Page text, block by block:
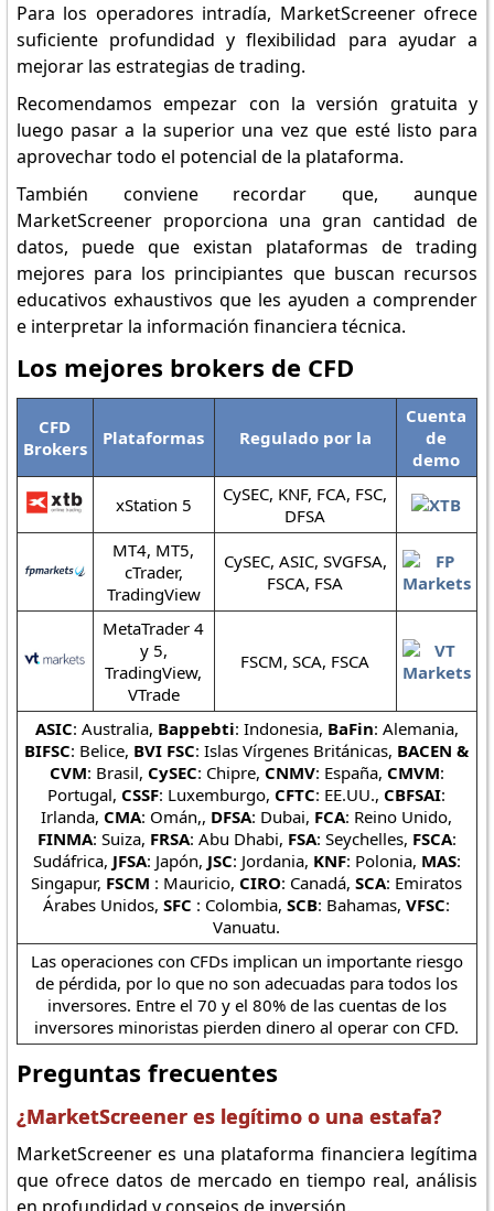
Para los operadores intradía, MarketScreener ofrece
suficiente profundidad y flexibilidad para ayudar a
mejorar las estrategias de trading.
Recomendamos empezar con la versión gratuita y
luego pasar a la superior una vez que esté listo para
aprovechar todo el potencial de la plataforma.
También conviene recordar que, aunque
MarketScreener proporciona una gran cantidad de
datos, puede que existan plataformas de trading
mejores para los principiantes que buscan recursos
educativos exhaustivos que les ayuden a comprender
e interpretar la información financiera técnica.
Los mejores brokers de CFD
CFD
Brokers
Plataformas Regulado por la
Cuenta
de
demo
xStation 5
CySEC, KNF, FCA, FSC,
DFSA
MT4, MT5,
cTrader,
TradingView
CySEC, ASIC, SVGFSA,
FSCA, FSA
MetaTrader 4
y 5,
TradingView,
VTrade
FSCM, SCA, FSCA
ASIC: Australia, Bappebti: Indonesia, BaFin: Alemania,
BIFSC: Belice, BVI FSC: Islas Vírgenes Británicas, BACEN &
CVM: Brasil, CySEC: Chipre, CNMV: España, CMVM:
Portugal, CSSF: Luxemburgo, CFTC: EE.UU., CBFSAI:
Irlanda, CMA: Omán,, DFSA: Dubai, FCA: Reino Unido,
FINMA: Suiza, FRSA: Abu Dhabi, FSA: Seychelles, FSCA:
Sudáfrica, JFSA: Japón, JSC: Jordania, KNF: Polonia, MAS:
Singapur, FSCM : Mauricio, CIRO: Canadá,SCA: Emiratos
Árabes Unidos, SFC : Colombia,SCB: Bahamas,VFSC:
Vanuatu.
Las operaciones con CFDs implican un importante riesgo
de pérdida, por lo que no son adecuadas para todos los
inversores. Entre el 70 y el 80% de las cuentas de los
inversores minoristas pierden dinero al operar con CFD.
Preguntas frecuentes
¿MarketScreener es legítimo o una estafa?
MarketScreener es una plataforma financiera legítima
que ofrece datos de mercado en tiempo real, análisis